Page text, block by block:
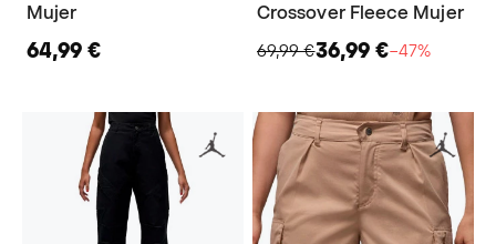
Mujer
64,99 €
Crossover Fleece Mujer
69,99 €36,99 €−47%